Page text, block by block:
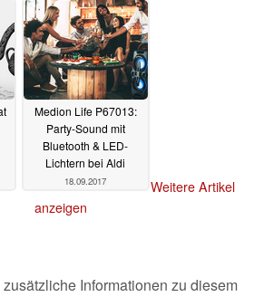
Medion Life P67013:
Party-Sound mit
Bluetooth & LED-
Lichtern bei Aldi
18.09.2017
Weitere Artikel
anzeigen
Informationen zu diesem